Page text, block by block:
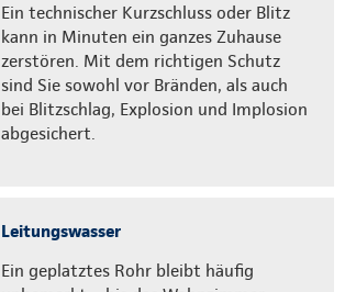
Ein technischer Kurzschluss oder Blitz
kann in Minuten ein ganzes Zuhause
zerstören. Mit dem richtigen Schutz
sind Sie sowohl vor Bränden, als auch
bei Blitzschlag, Explosion und Implosion
abgesichert.
Leitungswasser
Ein geplatztes Rohr bleibt häufig